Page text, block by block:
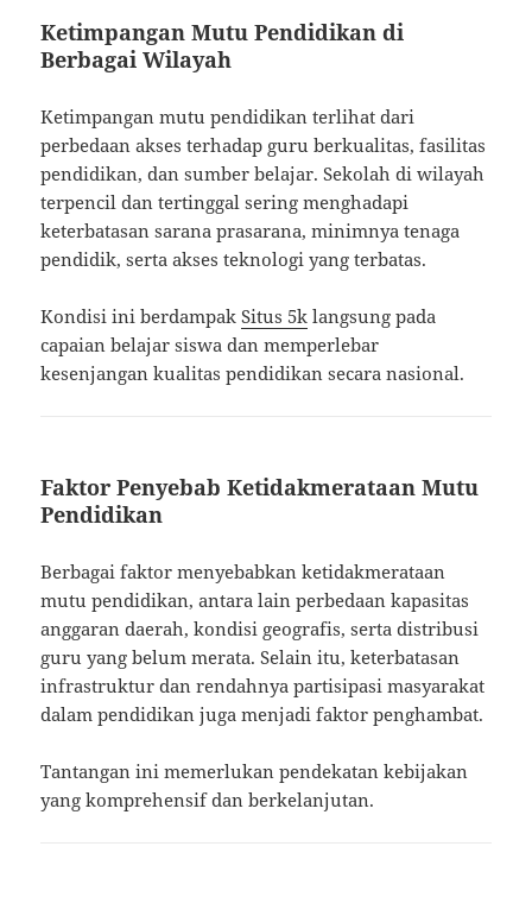
Ketimpangan Mutu Pendidikan di
Berbagai Wilayah
Ketimpangan mutu pendidikan terlihat dari
perbedaan akses terhadap guru berkualitas, fasilitas
pendidikan, dan sumber belajar. Sekolah di wilayah
terpencil dan tertinggal sering menghadapi
keterbatasan sarana prasarana, minimnya tenaga
pendidik, serta akses teknologi yang terbatas.
Kondisi ini berdampakSitus 5k langsung pada
capaian belajar siswa dan memperlebar
kesenjangan kualitas pendidikan secara nasional.
Faktor Penyebab Ketidakmerataan Mutu
Pendidikan
Berbagai faktor menyebabkan ketidakmerataan
mutu pendidikan, antara lain perbedaan kapasitas
anggaran daerah, kondisi geografis, serta distribusi
guru yang belum merata. Selain itu, keterbatasan
infrastruktur dan rendahnya partisipasi masyarakat
dalam pendidikan juga menjadi faktor penghambat.
Tantangan ini memerlukan pendekatan kebijakan
yang komprehensif dan berkelanjutan.